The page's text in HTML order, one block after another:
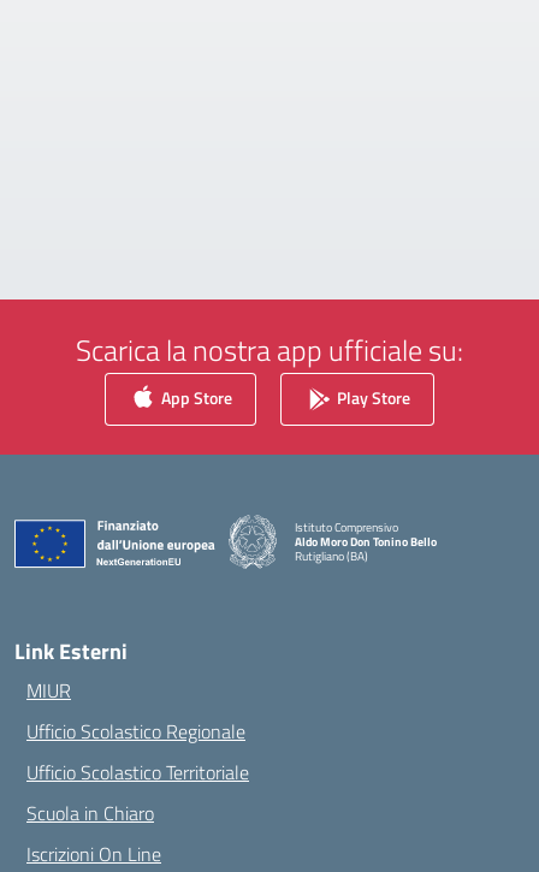
Scarica la nostra app ufficiale su:
App Store Play Store
Istituto Comprensivo
Aldo Moro Don Tonino Bello
Rutigliano (BA)
— Visita la pagina iniziale della scuola
Link Esterni
MIUR
Ufficio Scolastico Regionale
Ufficio Scolastico Territoriale
Scuola in Chiaro
Iscrizioni On Line